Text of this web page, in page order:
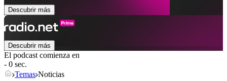
Descubrir más
Descubrir más
El podcast comienza en
- 0 sec.
Temas Noticias